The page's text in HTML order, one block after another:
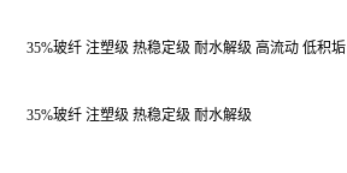
35%玻纤 注塑级 热稳定级 耐水解级 高流动 低积垢
35%玻纤 注塑级 热稳定级 耐水解级